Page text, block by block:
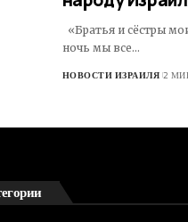
«Братья и сёстры
ночь мы все…
НОВОСТИ ИЗРАИЛЯ 2